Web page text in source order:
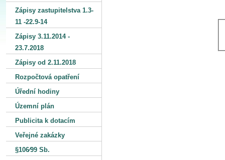
Zápisy zastupitelstva 1.3-
11 -22.9-14
Zápisy 3.11.2014 -
23.7.2018
Zápisy od 2.11.2018
Rozpočtová opatření
Úřední hodiny
Územní plán
Publicita k dotacím
Veřejné zakázky
§106⁄99 Sb.